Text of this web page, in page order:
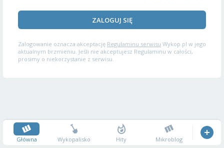
ZALOGUJ SIĘ
Zalogowanie oznacza akceptację Regulaminu serwisu Wykop.pl w jego
aktualnym brzmieniu. Jeśli nie akceptujesz Regulaminu w całości,
prosimy o niekorzystanie z serwisu.
Główna Wykopalisko Hity Mikroblog